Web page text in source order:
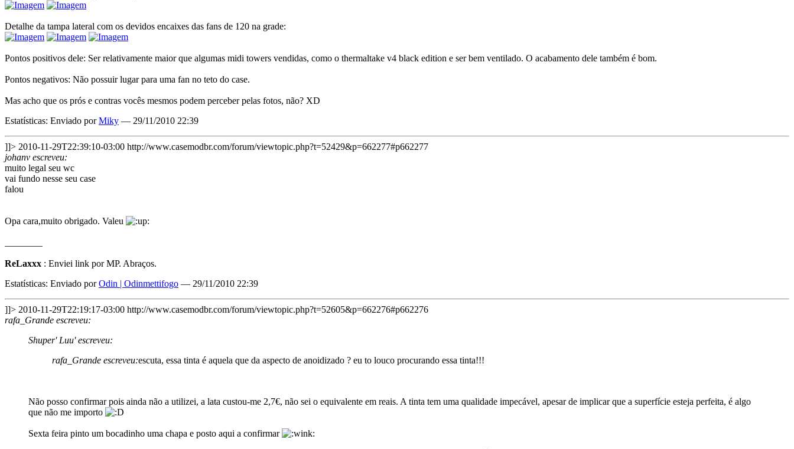
Detalhe da tampa lateral com os devidos encaixes das fans de 120 na grade:
Pontos positivos dele: Ser relativamente maior que algumas midi towers vendidas, como o thermaltake v4 black edition e ser bem ventilado. O acabamento dele também é bom.
Pontos negativos: Não possuir lugar para uma fan no teto do case.
Mas acho que os prós e contras vocês mesmos podem perceber pelas fotos, não? XD
Estatísticas: Enviado porMiky — 29/11/2010 22:39
]]> 2010-11-29T22:39:10-03:00 http://www.casemodbr.com/forum/viewtopic.php?t=52429&p=662277#p662277
johanv escreveu:
muito legal seu wc
vai fundo nesse seu case
falou
Opa cara,muito obrigado. Valeu
ReLaxxx : Enviei link por MP. Abraços.
Estatísticas: Enviado porOdin | Odinmettifogo — 29/11/2010 22:39
]]> 2010-11-29T22:19:17-03:00 http://www.casemodbr.com/forum/viewtopic.php?t=52605&p=662276#p662276
rafa_Grande escreveu:
Shuper' Luu' escreveu:
rafa_Grande escreveu:escuta, essa tinta é aquela que da aspecto de anoidizado ? eu to louco procurando essa tinta!!!
Não posso confirmar pois ainda não a utilizei, a lata custou-me 2,7€, não sei o equivalente em reais. A tinta tem uma qualidade impecável, apesar de implicar que a superfície esteja perfeita, é algo
que não me importo
Sexta feira pinto um bocadinho uma chapa e posto aqui a confirmar